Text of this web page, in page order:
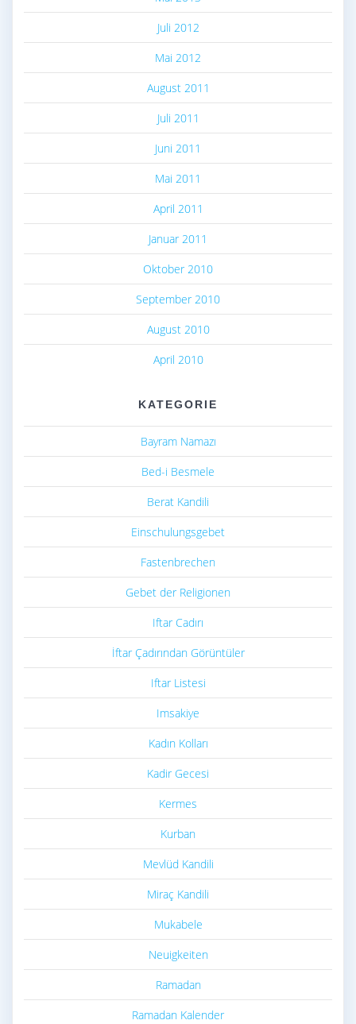
Juli 2012
Mai 2012
August 2011
Juli 2011
Juni 2011
Mai 2011
April 2011
Januar 2011
Oktober 2010
September 2010
August 2010
April 2010
KATEGORIE
Bayram Namazı
Bed-i Besmele
Berat Kandili
Einschulungsgebet
Fastenbrechen
Gebet der Religionen
Iftar Cadırı
İftar Çadırından Görüntüler
Iftar Listesi
Imsakiye
Kadın Kolları
Kadir Gecesi
Kermes
Kurban
Mevlüd Kandili
Miraç Kandili
Mukabele
Neuigkeiten
Ramadan
Ramadan Kalender